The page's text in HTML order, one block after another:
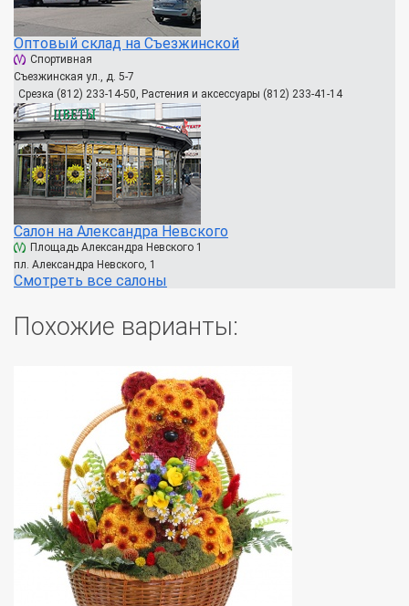
Оптовый склад на Съезжинской
Спортивная
Съезжинская ул., д. 5-7
Срезка (812) 233-14-50, Растения и аксессуары (812) 233-41-14
Салон на Александра Невского
Площадь Александра Невского 1
пл. Александра Невского, 1
Смотреть все салоны
Похожие варианты: